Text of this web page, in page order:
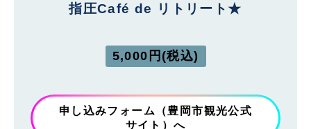
指圧Café de リトリート★
5,000円(税込)
申し込みフォーム（豊岡市観光公式
サイト）へ